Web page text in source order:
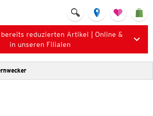
reduzierten Artikel | Online &
in unseren Filialen